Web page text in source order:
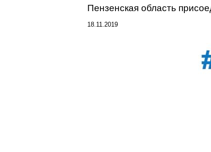
Пензенская область
18.11.2019